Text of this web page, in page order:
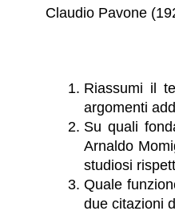
Claudio Pavone
Riassumi il
argomenti
Su quali
Arnaldo
studiosi
Quale
due citazioni